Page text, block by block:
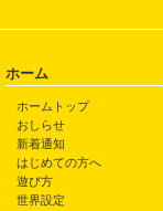
ホーム
ホームトップ
おしらせ
新着通知
はじめての方へ
遊び方
世界設定